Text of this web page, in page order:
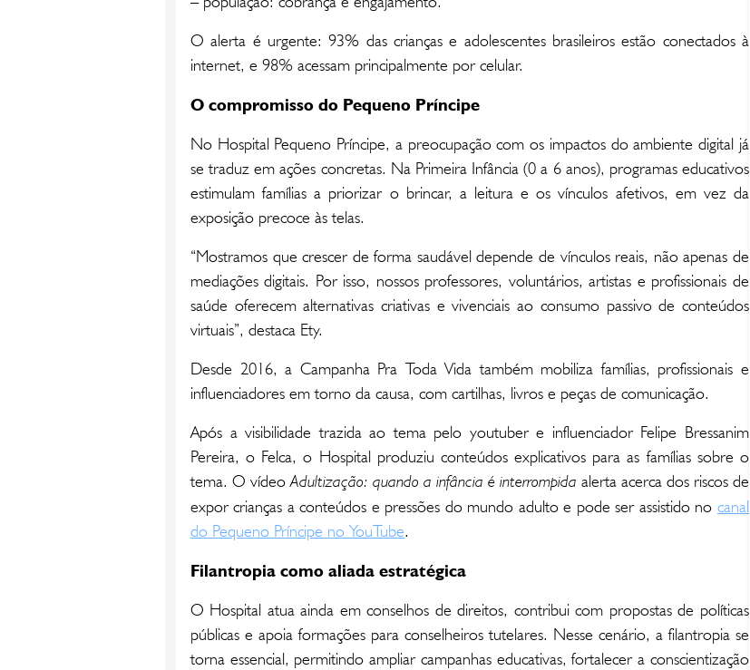
O alerta é urgente: 93% das crianças e adolescentes brasileiros estão conectados à
internet, e 98% acessam principalmente por celular.
O compromisso do Pequeno Príncipe
No Hospital Pequeno Príncipe, a preocupação com os impactos do ambiente digital já
se traduz em ações concretas. Na Primeira Infância (0 a 6 anos), programas educativos
estimulam famílias a priorizar o brincar, a leitura e os vínculos afetivos, em vez da
exposição precoce às telas.
“Mostramos que crescer de forma saudável depende de vínculos reais, não apenas de
mediações digitais. Por isso, nossos professores, voluntários, artistas e profissionais de
saúde oferecem alternativas criativas e vivenciais ao consumo passivo de conteúdos
virtuais”, destaca Ety.
Desde 2016, a Campanha Pra Toda Vida também mobiliza famílias, profissionais e
influenciadores em torno da causa, com cartilhas, livros e peças de comunicação.
Após a visibilidade trazida ao tema pelo youtuber e influenciador Felipe Bressanim
Pereira, o Felca, o Hospital produziu conteúdos explicativos para as famílias sobre o
tema. O vídeoAdultização: quando a infância é interrompida alerta acerca dos riscos de
expor crianças a conteúdos e pressões do mundo adulto e pode ser assistido no canal
do Pequeno Príncipe no YouTube.
Filantropia como aliada estratégica
O Hospital atua ainda em conselhos de direitos, contribui com propostas de políticas
públicas e apoia formações para conselheiros tutelares. Nesse cenário, a filantropia se
torna essencial, permitindo ampliar campanhas educativas, fortalecer a conscientização